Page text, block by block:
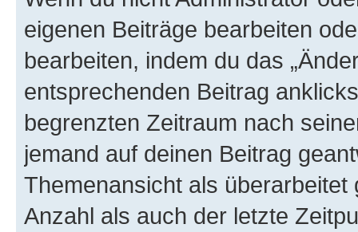
eigenen Beiträge bearbeiten
bearbeiten, indem du das
entsprechenden Beitrag
begrenzten Zeitraum nach
jemand auf deinen Beitrag
Themenansicht als
Anzahl als auch der letzte